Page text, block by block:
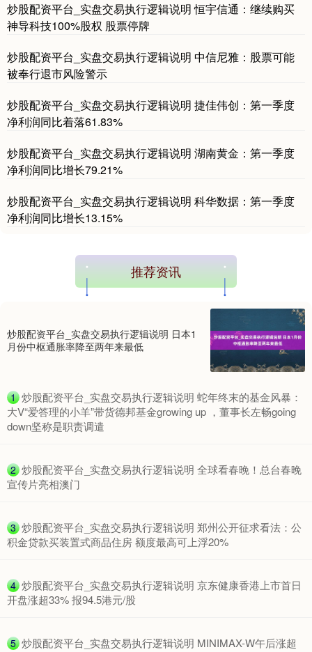
期指IC0 7730.00 -1.00 -0.01%
上证综指 3900.35 +21.92
炒股配资平台_实盘交易执行逻辑说明 恒宇信通：继续购买
神导科技100%股权 股票停牌
炒股配资平台_实盘交易执行逻辑说明 中信尼雅：股票可能
被奉行退市风险警示
炒股配资平台_实盘交易执行逻辑说明 捷佳伟创：第一季度
净利润同比着落61.83%
炒股配资平台_实盘交易执行逻辑说明 湖南黄金：第一季度
净利润同比增长79.21%
炒股配资平台_实盘交易执行逻辑说明 科华数据：第一季度
净利润同比增长13.15%
推荐资讯
炒股配资平台_实盘交易执行逻辑说明 日本1
月份中枢通胀率降至两年来最低
1 ​炒股配资平台_实盘交易执行逻辑说明 蛇年终末的基金风暴：
大V“爱答理的小羊”带货德邦基金growing up ，董事长左畅going
down坚称是职责调遣
2 ​炒股配资平台_实盘交易执行逻辑说明 全球看春晚！总台春晚
宣传片亮相澳门
3 ​炒股配资平台_实盘交易执行逻辑说明 郑州公开征求看法：公
积金贷款买装置式商品住房 额度最高可上浮20%
4 ​炒股配资平台_实盘交易执行逻辑说明 京东健康香港上市首日
开盘涨超33% 报94.5港元/股
5 ​炒股配资平台_实盘交易执行逻辑说明 MINIMAX-W午后涨超